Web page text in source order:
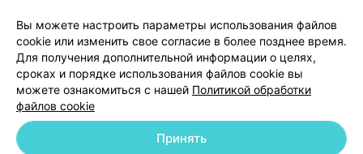
Персональные настройки cookie
Обработка персональных данных
Вы можете настроить параметры использования файлов
cookie или изменить свое согласие в более позднее время.
Для получения дополнительной информации о целях,
сроках и порядке использования файлов cookie вы
можете ознакомиться с нашей Политикой обработки
файлов cookie
Принять